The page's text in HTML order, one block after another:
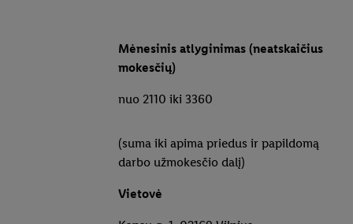
Mėnesinis atlyginimas (neatskaičius
mokesčių)
nuo 2110 iki 3360
(suma iki apima priedus ir papildomą
darbo užmokesčio dalį)
Vietovė